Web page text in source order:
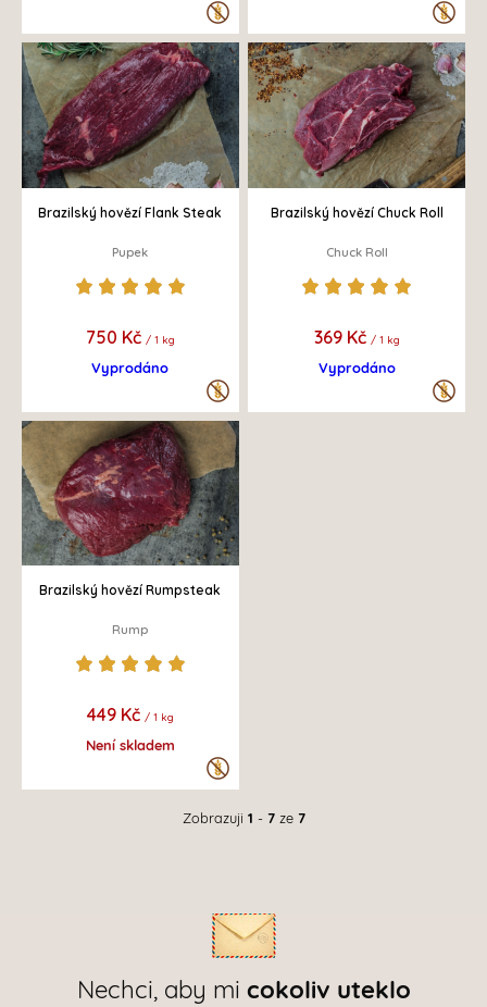
Brazilský hovězí Flank Steak
Pupek
750 Kč / 1 kg
Vyprodáno
Brazilský hovězí Chuck Roll
Chuck Roll
369 Kč / 1 kg
Vyprodáno
Brazilský hovězí Rumpsteak
Rump
449 Kč / 1 kg
Není skladem
Zobrazuji 1 - 7ze 7
Nechci, aby mi cokoliv uteklo